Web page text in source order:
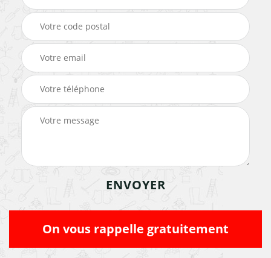
On vous rappelle gratuitement